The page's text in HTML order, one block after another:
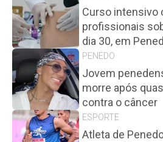
Curso intensivo
profissionais
dia 30, em
PENEDO
Jovem
morre após
contra o câncer
ESPORTE
Atleta de